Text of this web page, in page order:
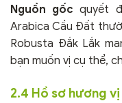
Nguồn gốc quyết
Arabica Cầu Đất
Robusta Đắk Lắk
bạn muốn vị cụ thể,
2.4 Hồ sơ hương vị